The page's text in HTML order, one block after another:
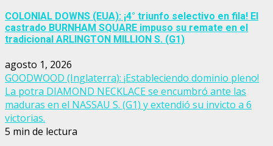
COLONIAL DOWNS (EUA): ¡4° triunfo selectivo en fila! El
castrado BURNHAM SQUARE impuso su remate en el
tradicional ARLINGTON MILLION S. (G1)
agosto 1, 2026
GOODWOOD (Inglaterra): ¡Estableciendo dominio pleno!
La potra DIAMOND NECKLACE se encumbró ante las
maduras en el NASSAU S. (G1) y extendió su invicto a 6
victorias.
5 min de lectura